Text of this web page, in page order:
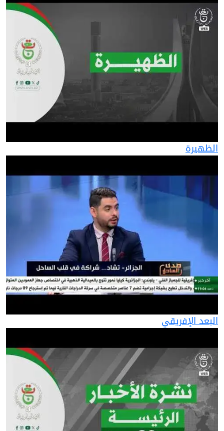
الظهيرة
البعد الإفريقي